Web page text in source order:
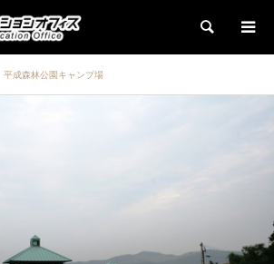
検索
平成森林公園キャンプ場